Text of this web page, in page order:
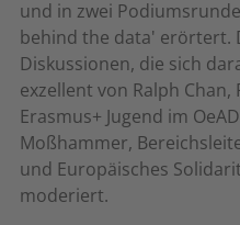
und in zwei
behind the data' erörtert.
Diskussionen, die sich
exzellent von Ralph
Erasmus+ Jugend im
Moßhammer,
und Europäisches
moderiert.